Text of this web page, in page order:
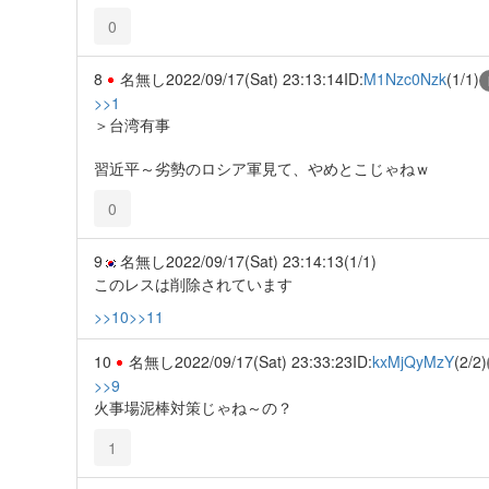
0
8 名無し2022/09/17(Sat) 23:13:14ID:M1Nzc0Nzk(1/1)
>>1
＞台湾有事
習近平～劣勢のロシア軍見て、やめとこじゃねｗ
0
9 名無し2022/09/17(Sat) 23:14:13(1/1)
このレスは削除されています
>>10>>11
10 名無し2022/09/17(Sat) 23:33:23ID:kxMjQyMzY(2/2)
>>9
火事場泥棒対策じゃね～の？
1